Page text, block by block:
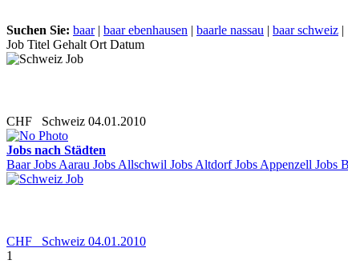
Suchen Sie: baar| baar ebenhausen | baarle nassau | baar schweiz |
Job Titel Gehalt Ort Datum
CHF Schweiz 04.01.2010
Jobs nach Städten
Baar Jobs Aarau Jobs Allschwil Jobs Altdorf Jobs Appenzell Jobs
CHF Schweiz 04.01.2010
1